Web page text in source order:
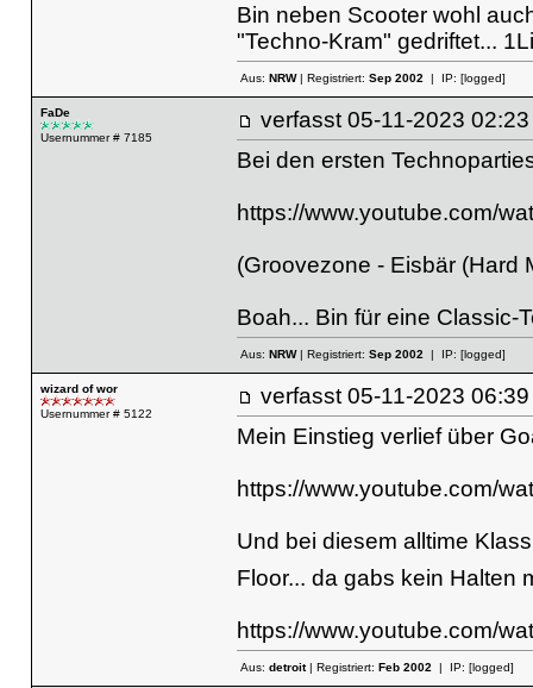
Bin neben Scooter wohl
"Techno-Kram" gedriftet...
Aus: NRW| Registriert: Sep 2002| IP: [logged]
FaDe
Usernummer # 7185
verfasst 05-11-2023
Bei den ersten
https://www.youtube.com/
(Groovezone - Eisbär (Hard
Boah... Bin für eine Classic-
Aus: NRW| Registriert: Sep 2002| IP: [logged]
wizard of wor
Usernummer # 5122
verfasst 05-11-2023
Mein Einstieg verlief über
https://www.youtube.com/
Und bei diesem alltime
Floor... da gabs kein Halten
https://www.youtube.com/
Aus: detroit| Registriert: Feb 2002| IP: [logged]